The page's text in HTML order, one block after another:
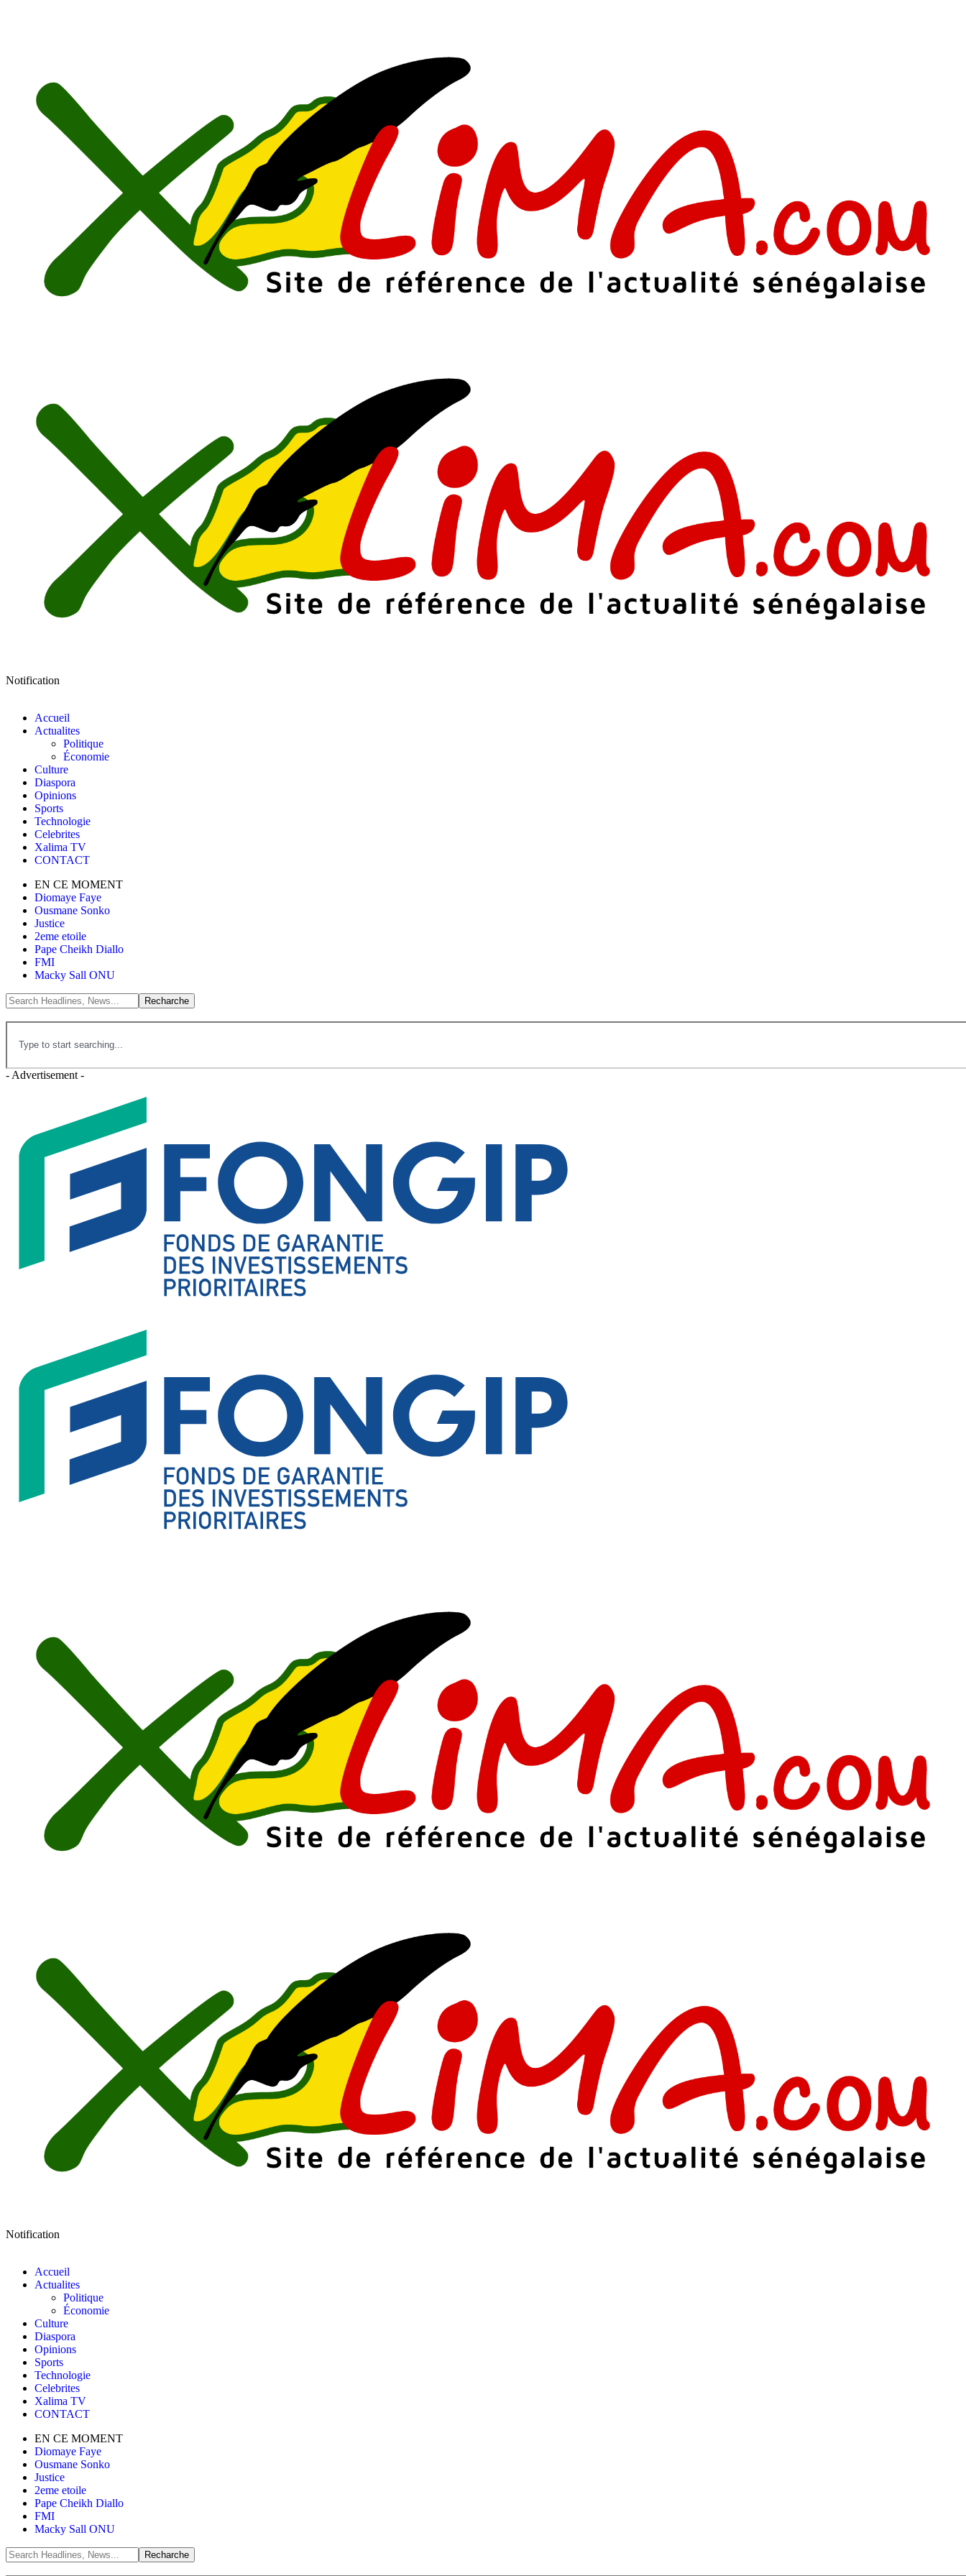
Notification
Accueil
Actualites
Politique
Économie
Culture
Diaspora
Opinions
Sports
Technologie
Celebrites
Xalima TV
CONTACT
EN CE MOMENT
Diomaye Faye
Ousmane Sonko
Justice
2eme etoile
Pape Cheikh Diallo
FMI
Macky Sall ONU
- Advertisement -
Notification
Accueil
Actualites
Politique
Économie
Culture
Diaspora
Opinions
Sports
Technologie
Celebrites
Xalima TV
CONTACT
EN CE MOMENT
Diomaye Faye
Ousmane Sonko
Justice
2eme etoile
Pape Cheikh Diallo
FMI
Macky Sall ONU